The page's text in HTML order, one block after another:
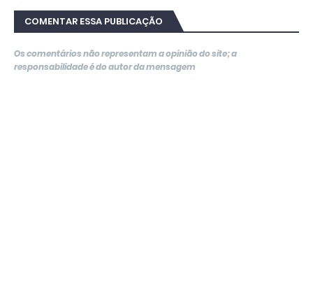
COMENTAR ESSA PUBLICAÇÃO
Os comentários não representam a opinião do site; a
responsabilidade é do autor da mensagem